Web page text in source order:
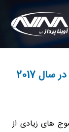
2017
2017 ما شاهد موج های زیادی از